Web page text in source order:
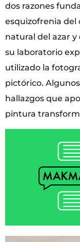
dos razones
esquizofrenia del
natural del azar y
su laboratorio
utilizado la
pictórico.
hallazgos que
pintura